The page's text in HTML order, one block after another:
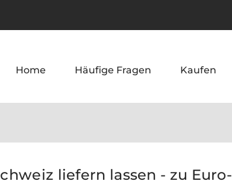
Home Häufige Fragen Kaufen
liefern lassen - zu Euro-